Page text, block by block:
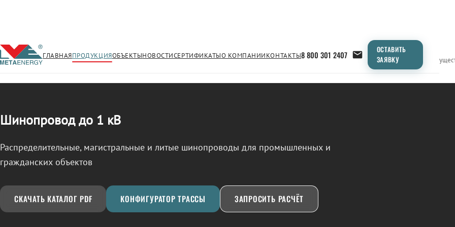
ГЛАВНАЯПРОДУКЦИЯОБЪЕКТЫНОВОСТИСЕРТИФИКАТЫО КОМПАНИИКОНТАКТЫ8 800 301 2407
ОСТАВИТЬ
ЗАЯВКУ
← Продукция/ШИНОПРОВОД Применение Продукция ТипоразмерыСравнение
Шинопровод до 1 кВ
Распределительные, магистральные и литые шинопроводы для промышленных и
гражданских объектов
СКАЧАТЬ КАТАЛОГ PDF КОНФИГУРАТОР ТРАССЫ ЗАПРОСИТЬ РАСЧЁТ